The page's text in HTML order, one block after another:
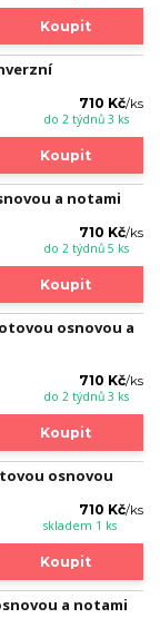
Koupit
710 Kč/ks
do 2 týdnů 3 ks
Koupit
a notami
710 Kč/ks
do 2 týdnů 5 ks
Koupit
osnovou a
710 Kč/ks
do 2 týdnů 3 ks
Koupit
osnovou
710 Kč/ks
skladem 1 ks
Koupit
a notami